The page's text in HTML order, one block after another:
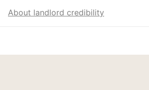
About landlord credibility